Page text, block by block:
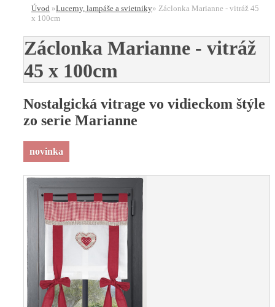
Úvod »Lucerny, lampáše a svietniky» Záclonka Marianne - vitráž 45
x 100cm
Záclonka Marianne - vitráž
45 x 100cm
Nostalgická vitrage vo vidieckom štýle
zo serie Marianne
novinka